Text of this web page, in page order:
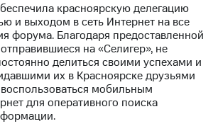
красноярскую делегацию
и выходом в сеть Интернет на все
форума. Благодаря предоставленной
на «Селигер», не
делиться своими успехами и
их в Красноярске друзьями
мобильным
для оперативного поиска